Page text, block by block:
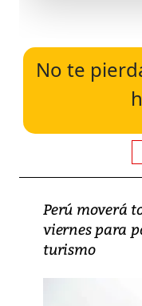
No te
Perú moverá
viernes para
turismo